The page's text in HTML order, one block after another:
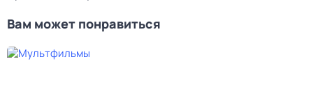
Вам может понравиться